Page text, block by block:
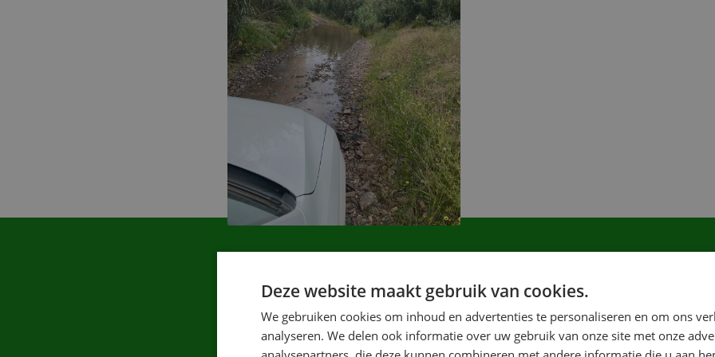
"Je weet zeker dat de auto gaat kantelen. En toch gebeurt dat niet.
hoeveel meer je op een gecontroleerde manier met een auto kunt
Deze website maakt gebruik van cookies.
We gebruiken cookies om inhoud en advertenties te personaliseren en om ons
analyseren. We delen ook informatie over uw gebruik van onze site met onze